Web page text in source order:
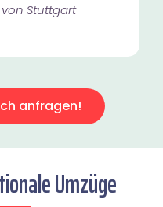
Stuttgart​
anfragen!
Umzüge